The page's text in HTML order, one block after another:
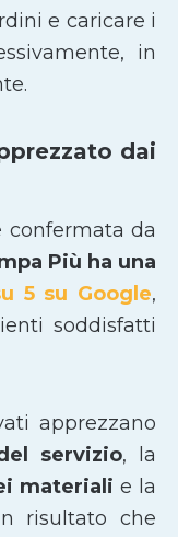
e caricare i
in
dai
confermata da
Più ha una
5 su Google,
soddisfatti
apprezzano
servizio, la
materiali e la
risultato che